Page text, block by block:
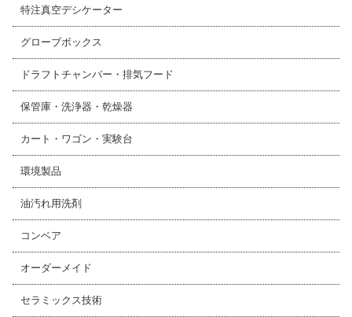
特注真空デシケーター
グローブボックス
ドラフトチャンバー・排気フード
保管庫・洗浄器・乾燥器
カート・ワゴン・実験台
環境製品
油汚れ用洗剤
コンベア
オーダーメイド
セラミックス技術